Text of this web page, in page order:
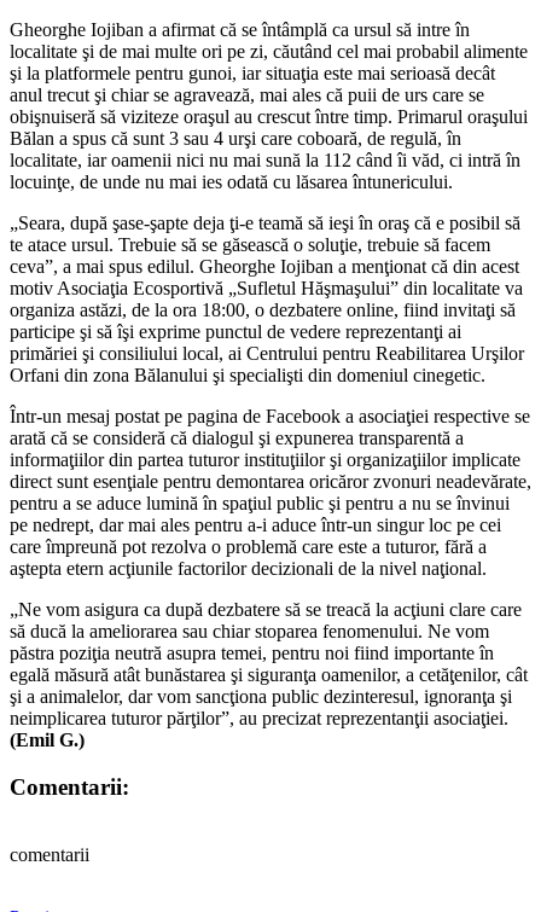
Gheorghe Iojiban a afirmat că se întâmplă ca ursul să intre în
localitate şi de mai multe ori pe zi, căutând cel mai probabil alimente
şi la platformele pentru gunoi, iar situaţia este mai serioasă decât
anul trecut şi chiar se agravează, mai ales că puii de urs care se
obişnuiseră să viziteze oraşul au crescut între timp. Primarul oraşului
Bălan a spus că sunt 3 sau 4 urşi care coboară, de regulă, în
localitate, iar oamenii nici nu mai sună la 112 când îi văd, ci intră în
locuinţe, de unde nu mai ies odată cu lăsarea întunericului.
„Seara, după şase-şapte deja ţi-e teamă să ieşi în oraş că e posibil să
te atace ursul. Trebuie să se găsească o soluţie, trebuie să facem
ceva”, a mai spus edilul. Gheorghe Iojiban a menţionat că din acest
motiv Asociaţia Ecosportivă „Sufletul Hăşmaşului” din localitate va
organiza astăzi, de la ora 18:00, o dezbatere online, fiind invitaţi să
participe şi să îşi exprime punctul de vedere reprezentanţi ai
primăriei şi consiliului local, ai Centrului pentru Reabilitarea Urşilor
Orfani din zona Bălanului şi specialişti din domeniul cinegetic.
Într-un mesaj postat pe pagina de Facebook a asociaţiei respective se
arată că se consideră că dialogul şi expunerea transparentă a
informaţiilor din partea tuturor instituţiilor şi organizaţiilor implicate
direct sunt esenţiale pentru demontarea oricăror zvonuri neadevărate,
pentru a se aduce lumină în spaţiul public şi pentru a nu se învinui
pe nedrept, dar mai ales pentru a-i aduce într-un singur loc pe cei
care împreună pot rezolva o problemă care este a tuturor, fără a
aştepta etern acţiunile factorilor decizionali de la nivel naţional.
„Ne vom asigura ca după dezbatere să se treacă la acţiuni clare care
să ducă la ameliorarea sau chiar stoparea fenomenului. Ne vom
păstra poziţia neutră asupra temei, pentru noi fiind importante în
egală măsură atât bunăstarea şi siguranţa oamenilor, a cetăţenilor, cât
şi a animalelor, dar vom sancţiona public dezinteresul, ignoranţa şi
neimplicarea tuturor părţilor”, au precizat reprezentanţii asociaţiei.
(Emil G.)
Comentarii:
comentarii